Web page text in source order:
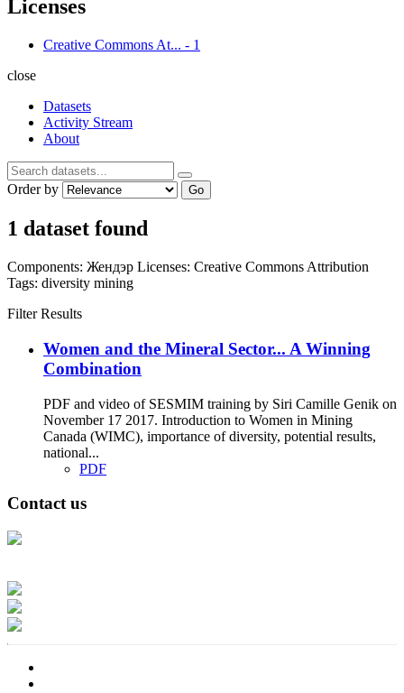
Licenses
Creative Commons At... - 1
close
Datasets
Activity Stream
About
Order by Go
1 dataset found
Components: Жендэр Licenses: Creative Commons Attribution
Tags: diversity mining
Filter Results
Women and the Mineral Sector... A Winning
Combination
PDF and video of SESMIM training by Siri Camille Genik on
November 17 2017. Introduction to Women in Mining
Canada (WIMC), importance of diversity, potential results,
national...
PDF
Contact us